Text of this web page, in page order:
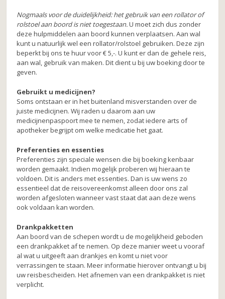
Nogmaals voor de duidelijkheid: het gebruik van een rollator of
rolstoel aan boord is niet toegestaan.U moet zich dus zonder
deze hulpmiddelen aan boord kunnen verplaatsen. Aan wal
kunt u natuurlijk wel een rollator/rolstoel gebruiken. Deze zijn
beperkt bij ons te huur voor € 5,-. U kunt er dan de gehele reis,
aan wal, gebruik van maken. Dit dient u bij uw boeking door te
geven.
Gebruikt u medicijnen?
Soms ontstaan er in het buitenland misverstanden over de
juiste medicijnen. Wij raden u daarom aan uw
medicijnenpaspoort mee te nemen, zodat iedere arts of
apotheker begrijpt om welke medicatie het gaat.
Preferenties en essenties
Preferenties zijn speciale wensen die bij boeking kenbaar
worden gemaakt. Indien mogelijk proberen wij hieraan te
voldoen. Dit is anders met essenties. Dan is uw wens zo
essentieel dat de reisovereenkomst alleen door ons zal
worden afgesloten wanneer vast staat dat aan deze wens
ook voldaan kan worden.
Drankpakketten
Aan boord van de schepen wordt u de mogelijkheid geboden
een drankpakket af te nemen. Op deze manier weet u vooraf
al wat u uitgeeft aan drankjes en komt u niet voor
verrassingen te staan. Meer informatie hierover ontvangt u bij
uw reisbescheiden. Het afnemen van een drankpakket is niet
verplicht.